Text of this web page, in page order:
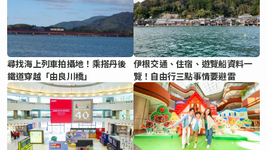
尋找海上列車拍攝地！乘搭丹後
鐵道穿越「由良川橋」
伊根交通、住宿、遊覽船資料一
覽！自由行三點事情要避雷